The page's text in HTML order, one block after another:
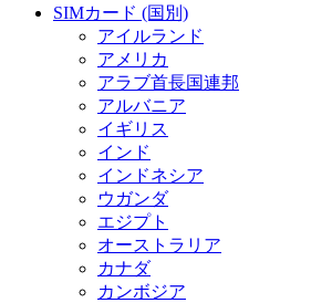
SIMカード (国別)
アイルランド
アメリカ
アラブ首長国連邦
アルバニア
イギリス
インド
インドネシア
ウガンダ
エジプト
オーストラリア
カナダ
カンボジア